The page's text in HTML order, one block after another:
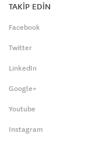
TAKİP EDİN
Facebook
Twitter
LinkedIn
Google+
Youtube
Instagram